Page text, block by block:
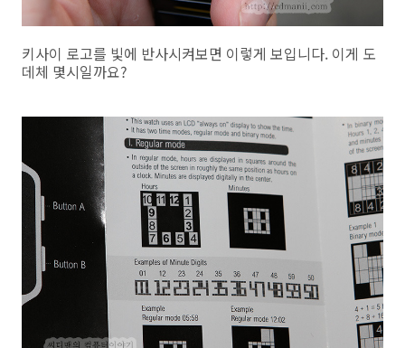
키사이 로고를 빛에 반사시켜보면 이렇게 보입니다. 이게 도
데체 몇시일까요?